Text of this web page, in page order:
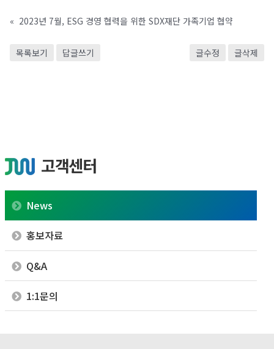
« 2023년 7월, ESG 경영 협력을 위한 SDX재단 가족기업 협약
목록보기 답글쓰기 글수정 글삭제
고객센터
News
홍보자료
Q&A
1:1문의